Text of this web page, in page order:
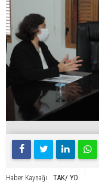
Haber Kaynağı TAK/ YD